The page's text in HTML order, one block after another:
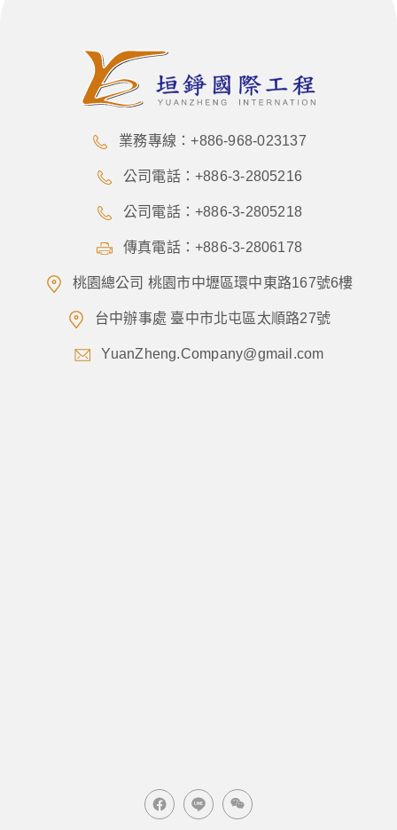
業務專線：+886-968-023137
公司電話：+886-3-2805216
公司電話：+886-3-2805218
傳真電話：+886-3-2806178
桃園總公司 桃園市中壢區環中東路167號6樓
台中辦事處 臺中市北屯區太順路27號
YuanZheng.Company@gmail.com